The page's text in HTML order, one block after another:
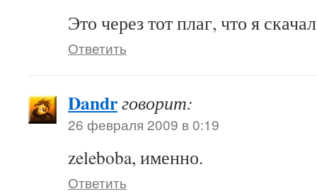
Это через тот плаг, что я
Ответить
Dandrговорит:
26 февраля 2009 в 0:19
zeleboba, именно.
Ответить